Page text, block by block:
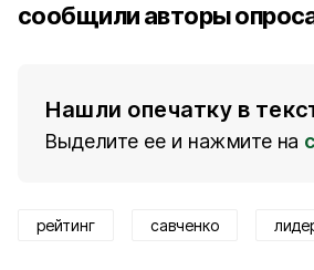
сообщили авторы
Нашли опечатку в
Выделите ее и нажмите на
рейтинг савченко